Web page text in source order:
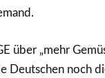
über „mehr
Deutschen noch